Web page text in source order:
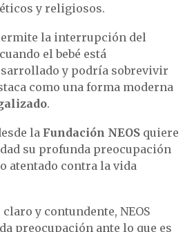
y religiosos.
la interrupción del
el bebé está
y podría sobrevivir
como una forma moderna
.
la Fundación NEOS quiere
su profunda preocupación
atentado contra la vida
y contundente, NEOS
preocupación ante lo que es